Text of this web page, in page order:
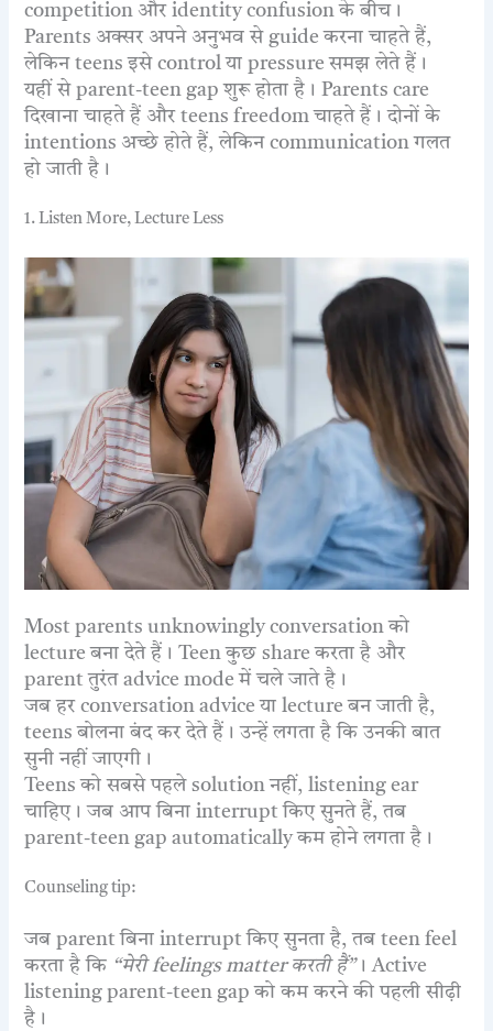
competition और identity confusion के बीच।
Parents अक्सर अपने अनुभव से guide करना चाहते हैं,
लेकिन teens इसे control या pressure समझ लेते हैं।
यहीं से parent-teen gap शुरू होता है। Parents care
दिखाना चाहते हैं और teens freedom चाहते हैं। दोनों के
intentions अच्छे होते हैं, लेकिन communication गलत
हो जाती है।
1. Listen More, Lecture Less
Most parents unknowingly conversation को
lecture बना देते हैं। Teen कुछ share करता है और
parent तुरंत advice mode में चले जाते है।
जब हर conversation advice या lecture बन जाती है,
teens बोलना बंद कर देते हैं। उन्हें लगता है कि उनकी बात
सुनी नहीं जाएगी।
Teens को सबसे पहले solution नहीं, listening ear
चाहिए। जब आप बिना interrupt किए सुनते हैं, तब
parent-teen gap automatically कम होने लगता है।
Counseling tip:
जब parent बिना interrupt किए सुनता है, तब teen feel
करता है कि “मेरी feelings matter करती हैं”। Active
listening parent-teen gap को कम करने की पहली सीढ़ी
है।